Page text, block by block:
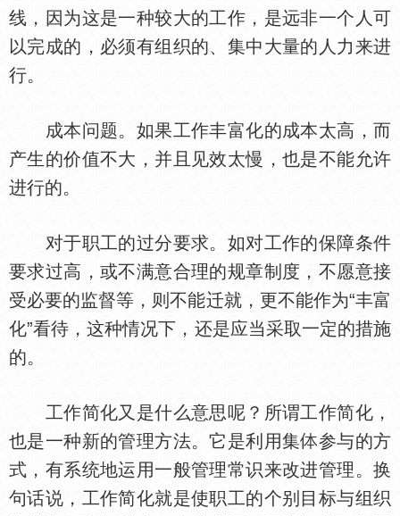
线，因为这是一种较大的工作，是远非一个人可
以完成的，必须有组织的、集中大量的人力来进
行。
成本问题。如果工作丰富化的成本太高，而
产生的价值不大，并且见效太慢，也是不能允许
进行的。
对于职工的过分要求。如对工作的保障条件
要求过高，或不满意合理的规章制度，不愿意接
受必要的监督等，则不能迁就，更不能作为“丰富
化”看待，这种情况下，还是应当采取一定的措施
的。
工作简化又是什么意思呢？所谓工作简化，
也是一种新的管理方法。它是利用集
参与的方
式，有系统地运用一般管理常识来改进管理。换
句话说，工作简化就是使职工的个别目标与组织